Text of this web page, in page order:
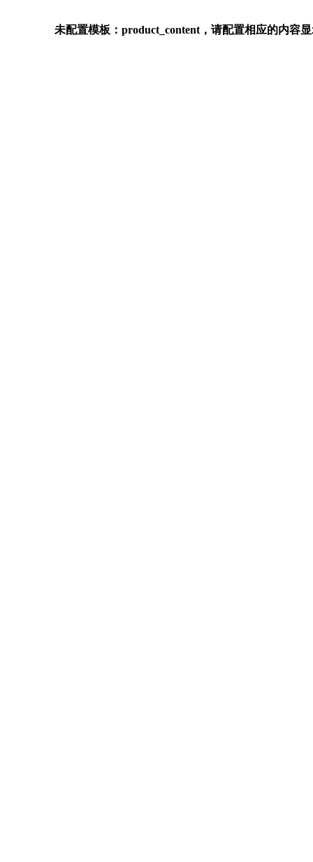
未配置模板：product_content，请配置相应的内容